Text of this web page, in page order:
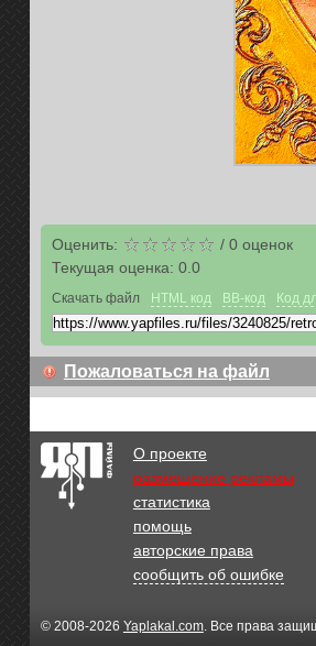
Оценить: / 0оценок
Текущая оценка: 0.0
Скачать файл HTML код BB-код Код
Пожаловаться на файл
О проекте
размещение рекламы
статистика
помощь
авторские права
сообщить об ошибке
© 2008-2026 Yaplakal.com. Все права